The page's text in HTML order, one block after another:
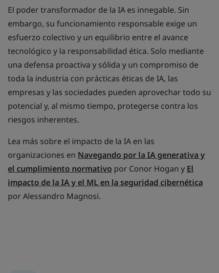
El poder transformador de la IA es innegable. Sin
embargo, su funcionamiento responsable exige un
esfuerzo colectivo y un equilibrio entre el avance
tecnológico y la responsabilidad ética. Solo mediante
una defensa proactiva y sólida y un compromiso de
toda la industria con prácticas éticas de IA, las
empresas y las sociedades pueden aprovechar todo su
potencial y, al mismo tiempo, protegerse contra los
riesgos inherentes.
Lea más sobre el impacto de la IA en las
organizaciones en Navegando por la IA generativa y
el cumplimiento normativo por Conor Hogan y El
impacto de la IA y el ML en la seguridad cibernética
por Alessandro Magnosi.